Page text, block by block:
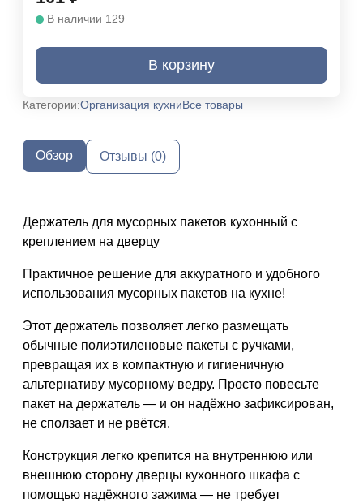
В наличии 129
В корзину
Категории:Организация кухниВсе товары
Обзор Отзывы (0)
Держатель для мусорных пакетов кухонный с
креплением на дверцу
Практичное решение для аккуратного и удобного
использования мусорных пакетов на кухне!
Этот держатель позволяет легко размещать
обычные полиэтиленовые пакеты с ручками,
превращая их в компактную и гигиеничную
альтернативу мусорному ведру. Просто повесьте
пакет на держатель — и он надёжно зафиксирован,
не сползает и не рвётся.
Конструкция легко крепится на внутреннюю или
внешнюю сторону дверцы кухонного шкафа с
помощью надёжного зажима — не требует